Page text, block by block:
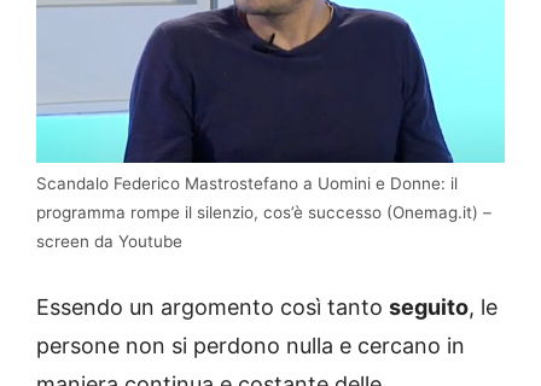
Scandalo Federico Mastrostefano a Uomini e Donne: il
programma rompe il silenzio, cos’è successo (Onemag.it) –
screen da Youtube
Essendo un argomento così tanto seguito, le
persone non si perdono nulla e cercano in